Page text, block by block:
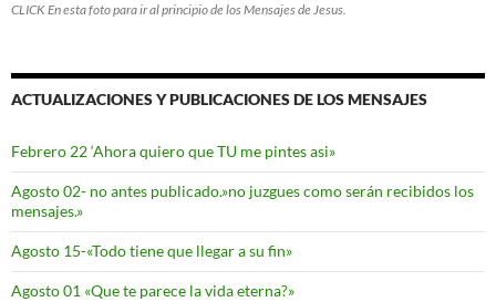
CLICK En esta foto para ir al principio de los Mensajes de Jesus.
ACTUALIZACIONES Y PUBLICACIONES DE LOS MENSAJES
Febrero 22 ‘Ahora quiero que TU me pintes asi»
Agosto 02- no antes publicado.»no juzgues como serán recibidos los
mensajes.»
Agosto 15-«Todo tiene que llegar a su fin»
Agosto 01 «Que te parece la vida eterna?»